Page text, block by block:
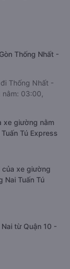
Thống Nhất -
Thống Nhất -
03:00,
xe giường nằm
Tú Express
xe giường
Nai Tuấn Tú
từ Quận 10 -